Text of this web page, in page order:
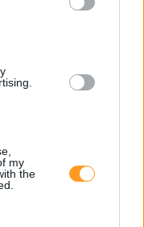
my
the
de acontecer em
é que com a
“Aceitar especialistas
ajuda a companhia
noção das novas
trazem